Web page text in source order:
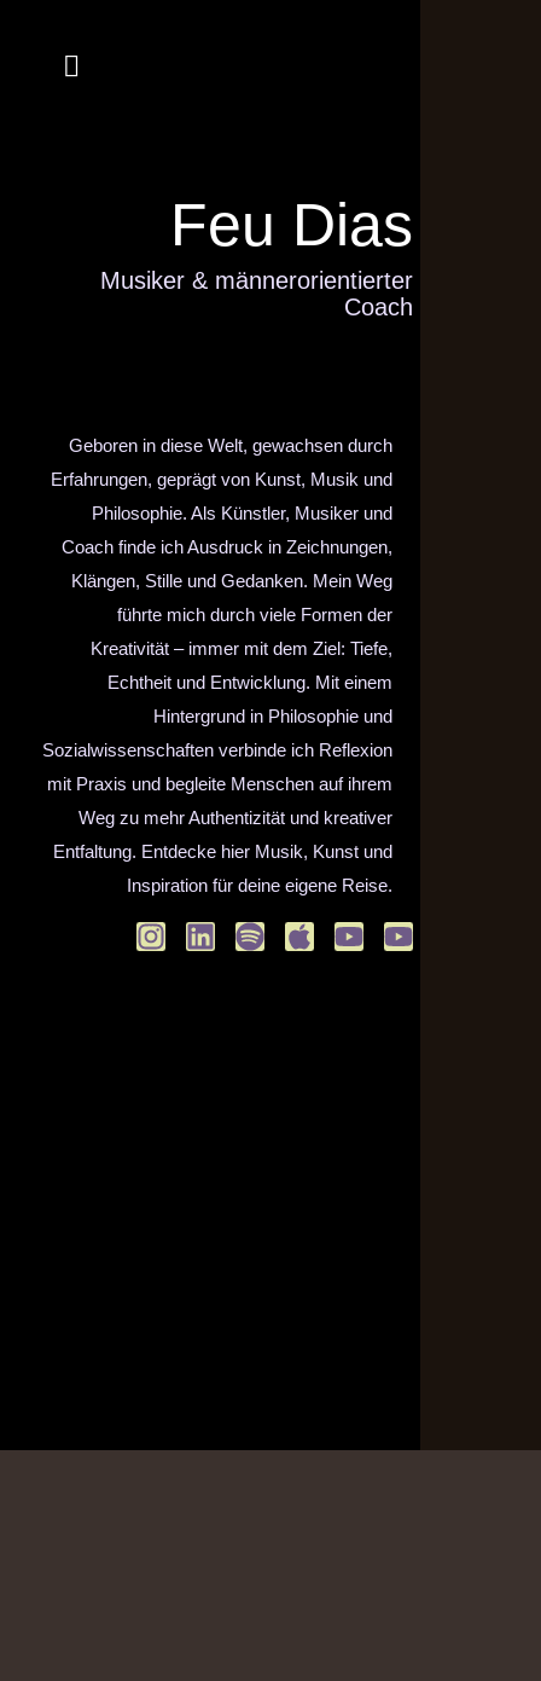
Feu Dias
Musiker & männerorientierter
Coach
Geboren in diese Welt, gewachsen durch
Erfahrungen, geprägt von Kunst, Musik und
Philosophie. Als Künstler, Musiker und
Coach finde ich Ausdruck in Zeichnungen,
Klängen, Stille und Gedanken. Mein Weg
führte mich durch viele Formen der
Kreativität – immer mit dem Ziel: Tiefe,
Echtheit und Entwicklung. Mit einem
Hintergrund in Philosophie und
Sozialwissenschaften verbinde ich Reflexion
mit Praxis und begleite Menschen auf ihrem
Weg zu mehr Authentizität und kreativer
Entfaltung. Entdecke hier Musik, Kunst und
Inspiration für deine eigene Reise.